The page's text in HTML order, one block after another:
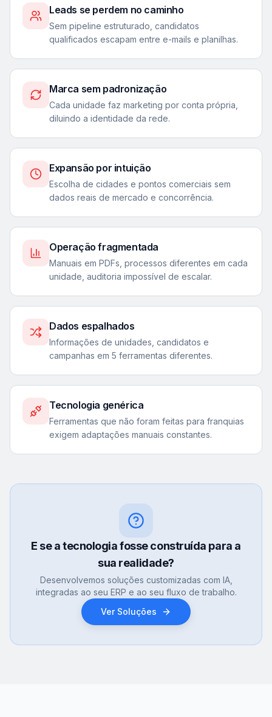
Leads se perdem no caminho
Sem pipeline estruturado, candidatos
qualificados escapam entre e-mails e planilhas.
Marca sem padronização
Cada unidade faz marketing por conta própria,
diluindo a identidade da rede.
Expansão por intuição
Escolha de cidades e pontos comerciais sem
dados reais de mercado e concorrência.
Operação fragmentada
Manuais em PDFs, processos diferentes em cada
unidade, auditoria impossível de escalar.
Dados espalhados
Informações de unidades, candidatos e
campanhas em 5 ferramentas diferentes.
Tecnologia genérica
Ferramentas que não foram feitas para franquias
exigem adaptações manuais constantes.
E se a tecnologia fosse construída para a
sua realidade?
Desenvolvemos soluções customizadas com IA,
integradas ao seu ERP e ao seu fluxo de trabalho.
Ver Soluções